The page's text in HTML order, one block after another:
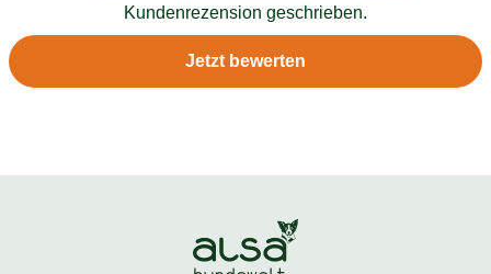
Kundenrezension geschrieben.
Jetzt bewerten